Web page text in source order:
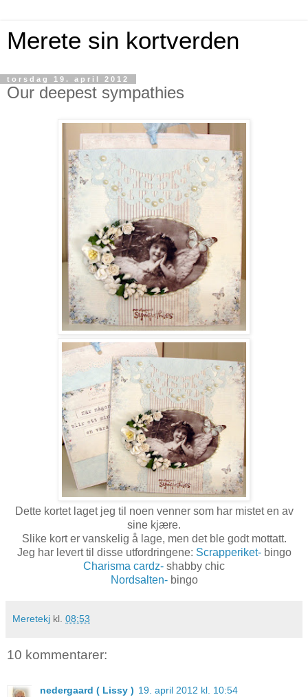
Merete sin kortverden
torsdag 19. april 2012
Our deepest sympathies
Dette kortet laget jeg til noen venner som har mistet en av
sine kjære.
Slike kort er vanskelig å lage, men det ble godt mottatt.
Jeg har levert til disse utfordringene: Scrapperiket-bingo
Charisma cardz- shabby chic
Nordsalten-bingo
Meretekj kl. 08:53
10 kommentarer:
nedergaard ( Lissy ) 19. april 2012 kl. 10:54